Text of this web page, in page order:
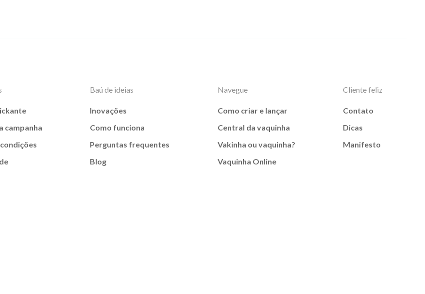
campanha
Baú de ideias
Inovações
Como funciona
Perguntas frequentes
Blog
Navegue
Como criar e lançar
Central da vaquinha
Vakinha ou vaquinha?
Vaquinha Online
Cliente feliz
Contato
Dicas
Manifesto